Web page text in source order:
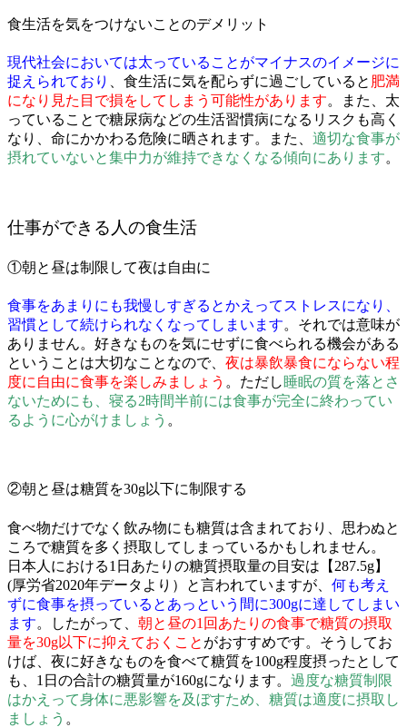
食生活を気をつけないことのデメリット
現代社会においては太っていることがマイナスのイメージに
捉えられており
、食生活に気を配らずに過ごしていると 肥満
になり見た目で損をしてしまう可能性があります。また、太
っていることで糖尿病などの生活習慣病になるリスクも高く
なり、命にかかわる危険に晒されます。また、 適切な食事が
摂れていないと集中力が維持できなくなる傾向にあります。
仕事ができる人の食生活
①朝と昼は制限して夜は自由に
食事をあまりにも我慢しすぎるとかえってストレスになり、
習慣として続けられなくなってしまいます。それでは意味が
ありません。好きなものを気にせずに食べられる機会がある
ということは大切なことなので、 夜は暴飲暴食にならない程
度に自由に食事を楽しみましょう 。ただし 睡眠の質を落とさ
ないためにも、寝る2時間半前には食事が完全に終わってい
るように心がけましょう 。
②朝と昼は糖質を30g以下に制限する
食べ物だけでなく飲み物にも糖質は含まれており、思わぬと
ころで糖質を多く摂取してしまっているかもしれません。
日本人における1日あたりの糖質摂取量の目安は【287.5g】
(厚労省2020年データより）と言われていますが、 何も考え
ずに食事を摂っているとあっという間に300gに達してしまい
ます。したがって、 朝と昼の1回あたりの食事で糖質の摂取
量を30g以下に抑えておく こと がおすすめです。そうしてお
けば、夜に好きなものを食べて糖質を100g程度摂ったとして
も、1日の合計の糖質量が160gになります。 過度な糖質制限
はかえって身体に悪影響を及ぼすため、糖質は適度に摂取し
ましょう 。